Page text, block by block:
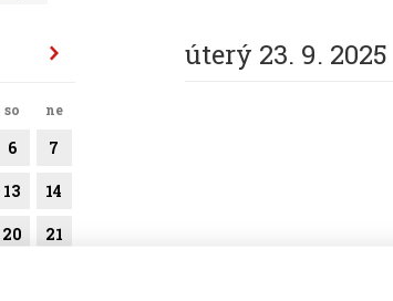
so ne
6 7
13 14
20 21
úterý 23. 9. 2025